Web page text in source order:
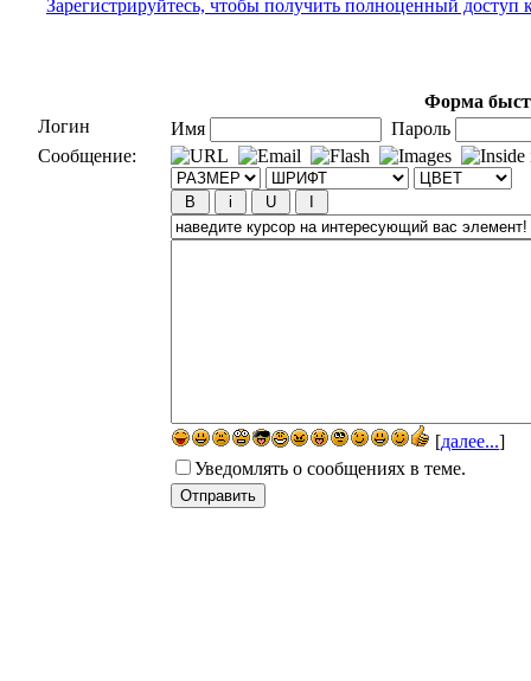
Зарегистрируйтесь, чтобы получить полноценный доступ
Форма
Логин
Имя
Пароль
Сообщение:
[далее...]
Уведомлять о сообщениях в теме.